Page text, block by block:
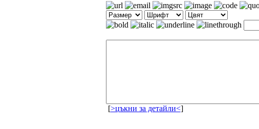
[>цъкни за детайли<]